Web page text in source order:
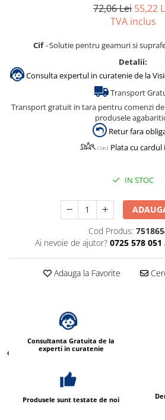
Room Care
Dezinfectanti profesionali
Dezinfectanti maini
Dezinfectanti medicali profesionali
Dezinfectanti suprafete
Dispensere hartie igienica
Dispensere odorizante
Dispensere prosoape pliate (Z)
Dispensere pungi igiena feminina
Dispensere servetele masa,
servetele faciale
Dozatoare sapun lichid
Uscatoare de maini si par
Uscatoare de maini
72,06 Lei 55,22
TVA inclus
Cif -Solutie pentru geamuri si
Detalii:
Consulta expertul in curatenie de la
Transport
Transport gratuit in tara pentru comenzi de
produsele
Retur fara
Plata cu cardul
IN STOC
Cod Produs:
Ai nevoie de ajutor? 0725 578 051
Adauga la Favorite
Consultanta Gratuita de la
experti in curatenie
Produsele sunt testate de noi